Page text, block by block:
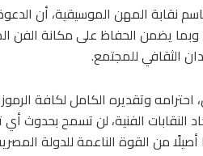
نقابة المهن الموسيقية، أن
يضمن الحفاظ على مكانة الفن
الثقافي للمجتمع.
وتقديره الكامل لكافة
النقابات الفنية، لن تسمح بحدوث
من القوة الناعمة للدولة